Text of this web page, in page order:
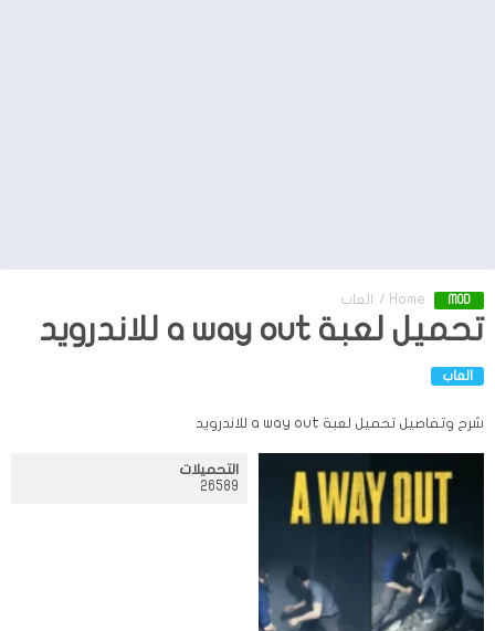
MOD
Home
/ العاب
تحميل لعبة a way out للاندرويد
العاب
شرح وتفاصيل تحميل لعبة a way out للاندرويد
التحميلات
26589